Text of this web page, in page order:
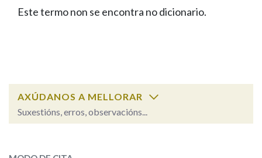
FIGURAS HOMENAXEADAS
PORTAL DAS PALABRAS
Facebook
TwitterYoutubeInstagram
Bluesky
BUSCAR NOS LEMAS
Remata por
Este termo non se encontra no dicionario.
AXÚDANOS A MELLORAR
Suxestións, erros, observacións...